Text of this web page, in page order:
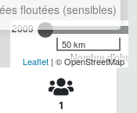
2009
Nombre
floutées (sensibles)
50 km
Leaflet | © OpenStreetMap
1